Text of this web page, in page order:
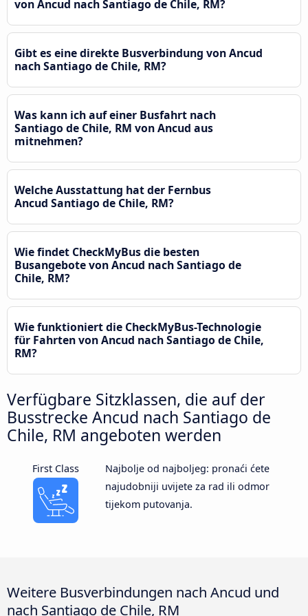
von Ancud nach Santiago de Chile, RM?
Gibt es eine direkte Busverbindung von Ancud
nach Santiago de Chile, RM?
Was kann ich auf einer Busfahrt nach
Santiago de Chile, RM von Ancud aus
mitnehmen?
Welche Ausstattung hat der Fernbus
Ancud Santiago de Chile, RM?
Wie findet CheckMyBus die besten
Busangebote von Ancud nach Santiago de
Chile, RM?
Wie funktioniert die CheckMyBus-Technologie
für Fahrten von Ancud nach Santiago de Chile,
RM?
Verfügbare Sitzklassen, die auf der
Busstrecke Ancud nach Santiago de
Chile, RM angeboten werden
First Class
Najbolje od najboljeg: pronaći ćete
najudobniji uvijete za rad ili odmor
tijekom putovanja.
Weitere Busverbindungen nach Ancud und
nach Santiago de Chile, RM